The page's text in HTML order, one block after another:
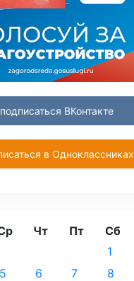
ВКонтакте
в Одноклассниках
Чт Пт Сб
1
5 6 7 8